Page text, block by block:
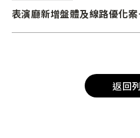
表演廳新增盤體及線路優化案
返回